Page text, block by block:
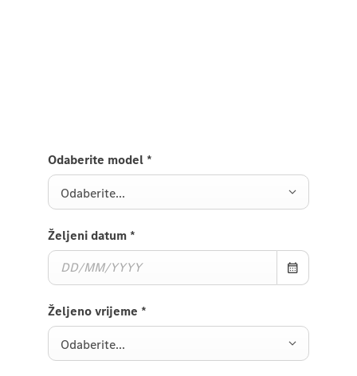
Odaberite model *
Odaberite...
Željeni datum *
Željeno vrijeme *
Odaberite...